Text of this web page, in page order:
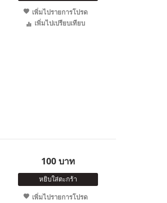
เพิ่มไปรายการโปรด
เพิ่มไปเปรียบเทียบ
100 บาท
หยิบใส่ตะกร้า
เพิ่มไปรายการโปรด